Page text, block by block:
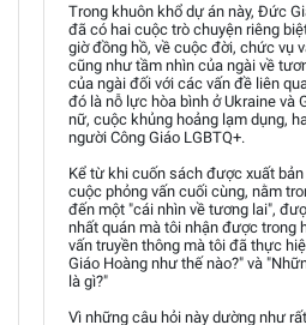
Trong khuôn khổ dự án này, Đức
đã có hai cuộc trò chuyện riêng
giờ đồng hồ, về cuộc đời, chức vụ
cũng như tầm nhìn của ngài về
của ngài đối với các vấn đề liên
đó là nỗ lực hòa bình ở Ukraine và
nữ, cuộc khủng hoảng lạm dụng,
người Công Giáo LGBTQ+.
Kể từ khi cuốn sách được xuất
cuộc phỏng vấn cuối cùng, nằm
đến một "cái nhìn về tương lai",
nhất quán mà tôi nhận được trong
vấn truyền thông mà tôi đã thực
Giáo Hoàng như thế nào?" và
là gì?"
Vì những câu hỏi này dường như